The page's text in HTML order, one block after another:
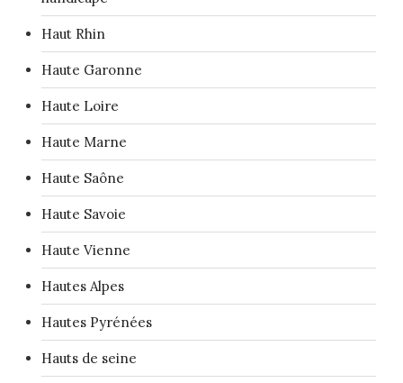
Haut Rhin
Haute Garonne
Haute Loire
Haute Marne
Haute Saône
Haute Savoie
Haute Vienne
Hautes Alpes
Hautes Pyrénées
Hauts de seine